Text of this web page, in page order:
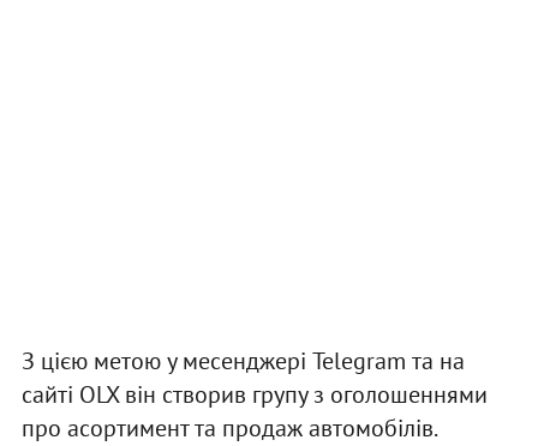
З цією метою у месенджері Telegram та на
сайті OLX він створив групу з оголошеннями
про асортимент та продаж автомобілів.